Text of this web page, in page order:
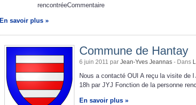
rencontréeCommentaire
En savoir plus »
Commune de Hantay
6 juin 2011 par Jean-Yves Jeannas - Dans
Nous a contacté OUI A reçu la visite de
18h par JYJ Fonction de la personne
En savoir plus »